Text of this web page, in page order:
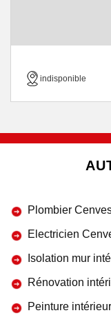
indisponible
Plombier
Electricien
Isolation mur
Rénovation
Peinture